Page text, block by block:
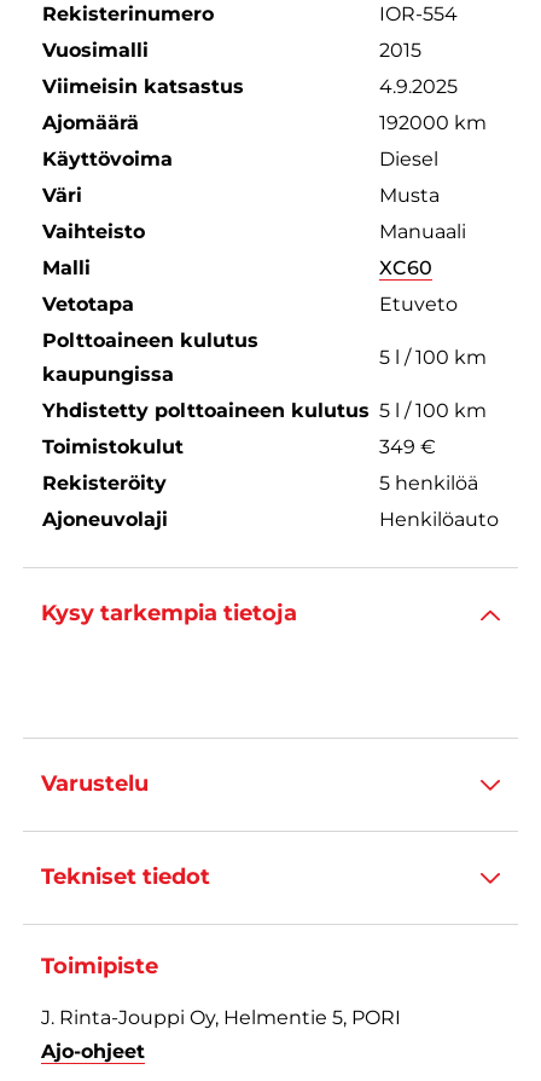
Rekisterinumero
IOR-554
Vuosimalli
2015
Viimeisin katsastus
4.9.2025
Ajomäärä
192000 km
Käyttövoima
Diesel
Väri
Musta
Vaihteisto
Manuaali
Malli
XC60
Vetotapa
Etuveto
Polttoaineen kulutus
kaupungissa
5 l / 100 km
Yhdistetty polttoaineen kulutus 5 l / 100 km
Toimistokulut
349 €
Rekisteröity
5 henkilöä
Ajoneuvolaji
Henkilöauto
Kysy tarkempia tietoja
Varustelu
Tekniset tiedot
Toimipiste
J. Rinta-Jouppi Oy, Helmentie 5, PORI
Ajo-ohjeet